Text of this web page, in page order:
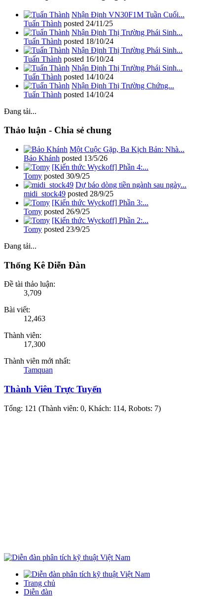
Nhận Định VN30F1M Tuần Cuối...
Tuấn Thành posted 24/11/25
Nhận Định Thị Trường Phái Sinh...
Tuấn Thành posted 18/10/24
Nhận Định Thị Trường Phái Sinh...
Tuấn Thành posted 16/10/24
Nhận Định Thị Trường Phái Sinh...
Tuấn Thành posted 14/10/24
Nhận Định Thị Trường Chứng...
Tuấn Thành posted 14/10/24
Đang tải...
Thảo luận - Chia sẻ chung
Một Cuộc Gặp, Ba Kịch Bản: Nhà...
Bảo Khánh posted 13/5/26
[Kiến thức Wyckoff] Phần 4:...
Tomy posted 30/9/25
Dự báo dòng tiền ngành sau ngày...
midi_stock49 posted 28/9/25
[Kiến thức Wyckoff] Phần 3:...
Tomy posted 26/9/25
[Kiến thức Wyckoff] Phần 2:...
Tomy posted 23/9/25
Đang tải...
Thống Kê Diễn Đàn
Đề tài thảo luận:
3,709
Bài viết:
12,463
Thành viên:
17,300
Thành viên mới nhất:
Tamquan
Thành Viên Trực Tuyến
Tổng: 121 (Thành viên: 0, Khách: 114, Robots: 7)
Trang chủ
Diễn đàn